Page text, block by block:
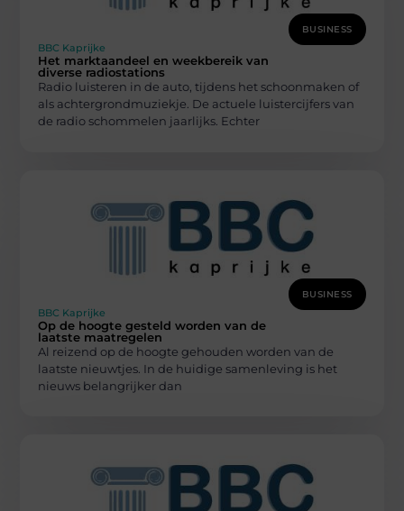
BUSINESS
BBC Kaprijke
Het marktaandeel en weekbereik van
diverse radiostations
Radio luisteren in de auto, tijdens het schoonmaken of
als achtergrondmuziekje. De actuele luistercijfers van
de radio schommelen jaarlijks. Echter
BUSINESS
BBC Kaprijke
Op de hoogte gesteld worden van de
laatste maatregelen
Al reizend op de hoogte gehouden worden van de
laatste nieuwtjes. In de huidige samenleving is het
nieuws belangrijker dan